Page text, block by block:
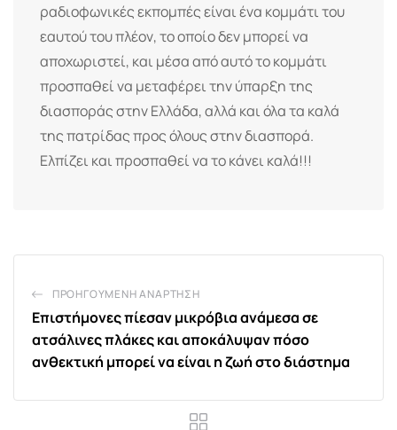
ραδιοφωνικές εκπομπές είναι ένα κομμάτι του
εαυτού του πλέον, το οποίο δεν μπορεί να
αποχωριστεί, και μέσα από αυτό το κομμάτι
προσπαθεί να μεταφέρει την ύπαρξη της
διασποράς στην Ελλάδα, αλλά και όλα τα καλά
της πατρίδας προς όλους στην διασπορά.
Ελπίζει και προσπαθεί να το κάνει καλά!!!
ΠΡΟΗΓΟΎΜΕΝΗ ΑΝΆΡΤΗΣΗ
Επιστήμονες πίεσαν μικρόβια ανάμεσα σε
ατσάλινες πλάκες και αποκάλυψαν πόσο
ανθεκτική μπορεί να είναι η ζωή στο διάστημα